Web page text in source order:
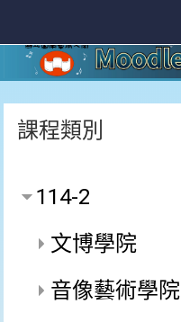
課程類別
114-2
文博學院
音像藝術學院